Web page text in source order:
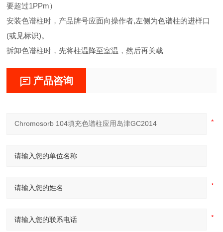
要超过1PPm）
安装色谱柱时，产品牌号应面向操作者,左侧为色谱柱的进样口
(或见标识)。
拆卸色谱柱时，先将柱温降至室温，然后再关载
产品咨询